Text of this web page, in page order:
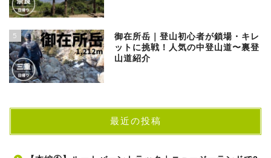
5
御在所岳｜登山初心者が鎖場・キレ
ットに挑戦！人気の中登山道〜裏登
山道紹介
最近の投稿